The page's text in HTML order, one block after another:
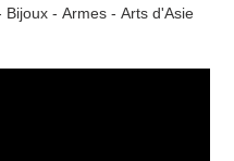
Bijoux - Armes - Arts d'Asie